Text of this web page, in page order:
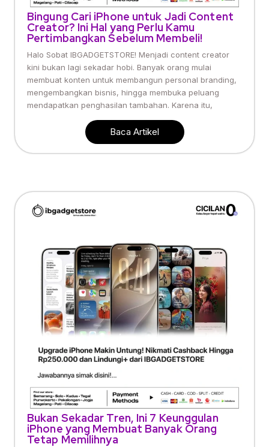
Bingung Cari iPhone untuk Jadi Content
Creator? Ini Hal yang Perlu Kamu
Pertimbangkan Sebelum Membeli!
Halo Sobat IBGADGETSTORE! Menjadi content creator
kini bukan lagi sekadar hobi. Banyak orang mulai
membuat konten untuk membangun personal branding,
mengembangkan bisnis, hingga membuka peluang
mendapatkan penghasilan tambahan. Karena itu,
Baca Artikel
Bukan Sekadar Tren, Ini 7 Keunggulan
iPhone yang Membuat Banyak Orang
Tetap Memilihnya